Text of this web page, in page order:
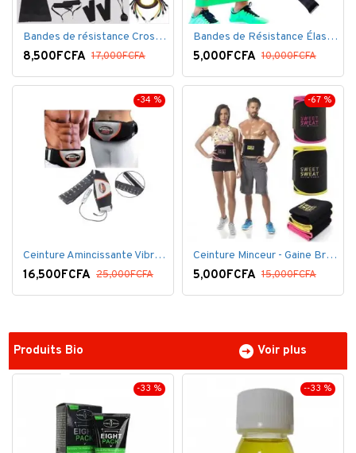
Bandes de résistance Crossfit pour la remise en forme - 11 pièces/ensemble - Élastique- Caoutchouc
8,500FCFA 17,000FCFA
Bandes de Résistance Élastique Latex pour Salle de Gym, Exercice, Yoga, Pilâtes, Kinésithérapie, Rééducation
5,000FCFA 10,000FCFA
-34 %
Ceinture Amincissante Vibro - Noir
16,500FCFA 25,000FCFA
-67 %
Ceinture Minceur - Gaine Brûlante - Ventre plat
5,000FCFA 15,000FCFA
Produits Bio Voir plus
-33 % --33 %